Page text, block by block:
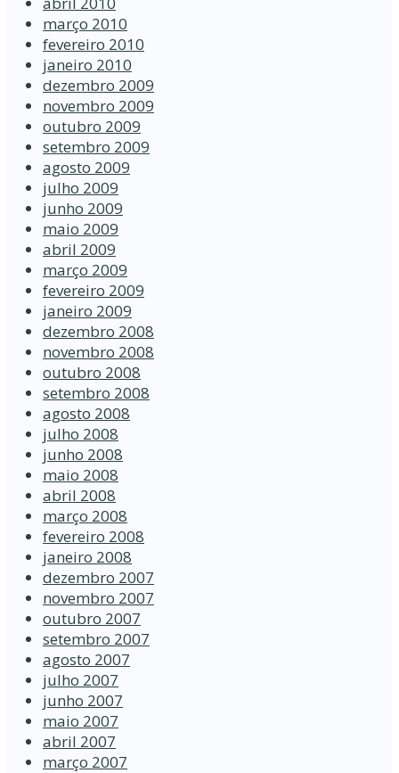
março 2010
fevereiro 2010
janeiro 2010
dezembro 2009
novembro 2009
outubro 2009
setembro 2009
agosto 2009
julho 2009
junho 2009
maio 2009
abril 2009
março 2009
fevereiro 2009
janeiro 2009
dezembro 2008
novembro 2008
outubro 2008
setembro 2008
agosto 2008
julho 2008
junho 2008
maio 2008
abril 2008
março 2008
fevereiro 2008
janeiro 2008
dezembro 2007
novembro 2007
outubro 2007
setembro 2007
agosto 2007
julho 2007
junho 2007
maio 2007
abril 2007
março 2007